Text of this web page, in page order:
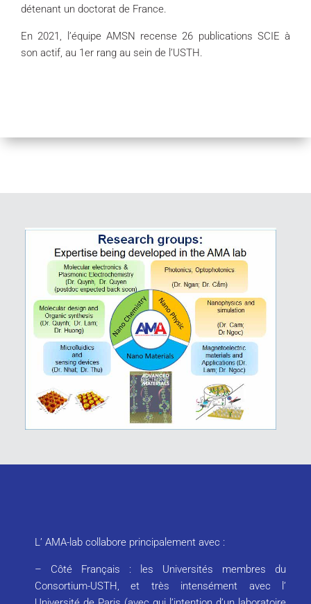
détenant un doctorat de France.
En 2021, l’équipe AMSN recense 26 publications SCIE à
son actif, au 1er rang au sein de l’USTH.
L’ AMA-lab collabore principalement avec :
– Côté Français : les Universités membres du
Consortium-USTH, et très intensément avec l’